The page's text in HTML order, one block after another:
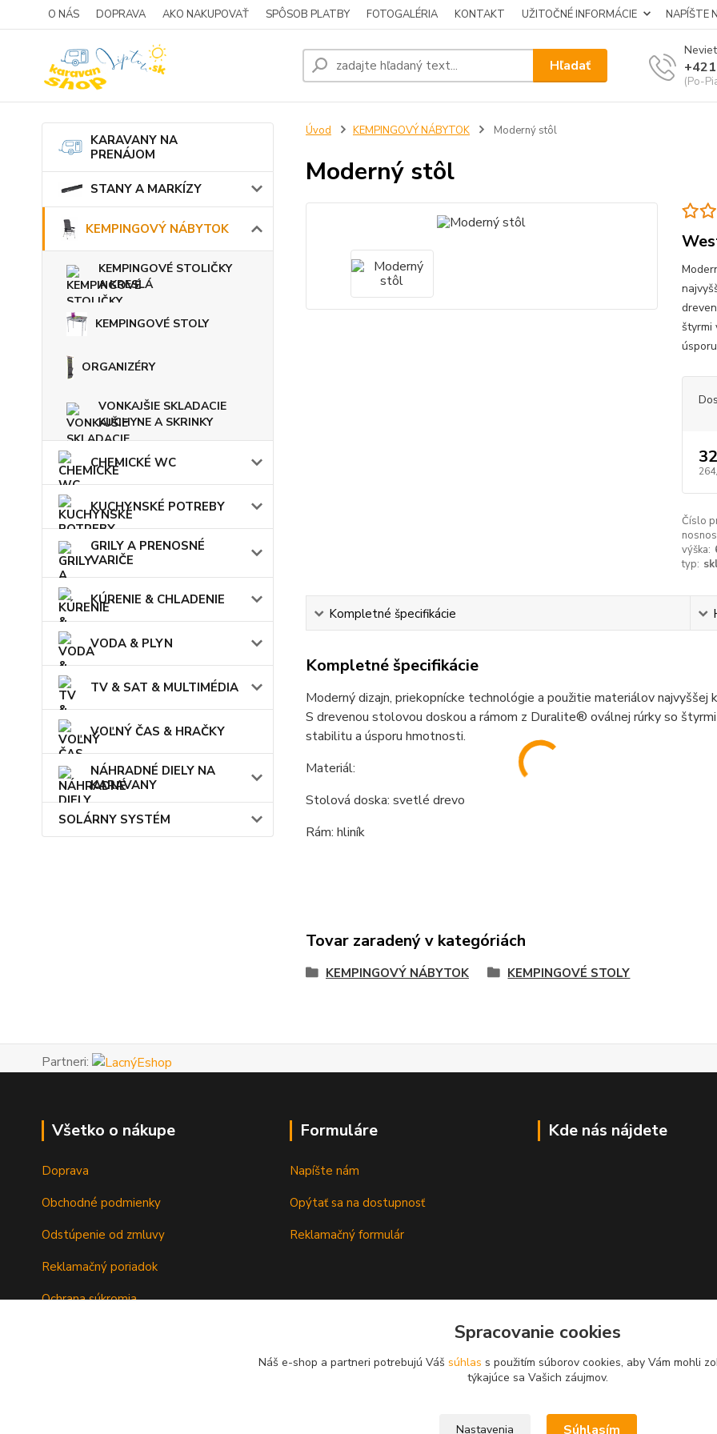
O NÁS DOPRAVA AKO NAKUPOVAŤ SPÔSOB PLATBY FOTOGALÉRIA KONTAKT UŽITOČNÉ INFORMÁCIE NAPÍŠTE
Hľadať
(Po-
KARAVANY NA
PRENÁJOM
STANY A MARKÍZY
KEMPINGOVÝ NÁBYTOK
KEMPINGOVÉ STOLIČKY
A KRESLÁ
KEMPINGOVÉ STOLY
ORGANIZÉRY
VONKAJŠIE SKLADACIE
KUCHYNE A SKRINKY
CHEMICKÉ WC
KUCHYNSKÉ POTREBY
GRILY A PRENOSNÉ
VARIČE
KÚRENIE & CHLADENIE
VODA & PLYN
TV & SAT & MULTIMÉDIA
VOĽNÝ ČAS & HRAČKY
NÁHRADNÉ DIELY NA
KARAVANY
SOLÁRNY SYSTÉM
Úvod KEMPINGOVÝ NÁBYTOK Moderný stôl
Moderný stôl
štyrmi
Číslo
výška:
typ:
Kompletné špecifikácie
Kompletné špecifikácie
Moderný dizajn, priekopnícke technológie a použitie materiálov
S drevenou stolovou doskou a rámom z Duralite® oválnej rúrky so
stabilitu a úsporu hmotnosti.
Materiál:
Stolová doska: svetlé drevo
Rám: hliník
Tovar zaradený v kategóriách
KEMPINGOVÝ NÁBYTOK KEMPINGOVÉ STOLY
Partneri:
Všetko o nákupe
Doprava
Obchodné podmienky
Odstúpenie od zmluvy
Reklamačný poriadok
Ochrana súkromia
Formuláre
Napíšte nám
Opýtať sa na dostupnosť
Reklamačný formulár
Kde nás nájdete
Spracovanie cookies
Náš e-shop a partneri potrebujú Váš súhlas s použitím súborov cookies, aby Vám mohli
týkajúce sa Vašich záujmov.
Nastavenia Súhlasím